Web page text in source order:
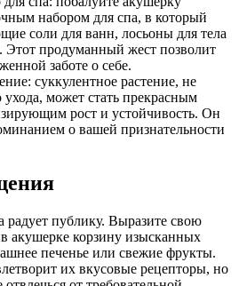
набором для спа, в который
соли для ванн, лосьоны для тела
Этот продуманный жест позволит
заботе о себе.
суккулентное растение, не
может стать прекрасным
рост и устойчивость. Он
о вашей признательности
радует публику. Выразите свою
акушерке корзину изысканных
печенье или свежие фрукты.
их вкусовые рецепторы, но